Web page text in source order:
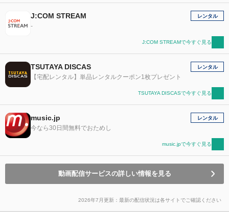
J:COM STREAM
-
レンタル
J:COM STREAMで今すぐ見る
TSUTAYA DISCAS
【宅配レンタル】単品レンタルクーポン1枚プレゼント
レンタル
TSUTAYA DISCASで今すぐ見る
music.jp
今なら30日間無料でおためし
レンタル
music.jpで今すぐ見る
動画配信サービスの詳しい情報を見る
2026年7月更新：最新の配信状況は各サイトでご確認ください